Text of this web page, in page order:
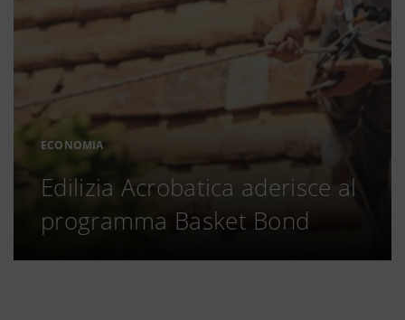
ECONOMIA
Edilizia Acrobatica aderisce al
programma Basket Bond